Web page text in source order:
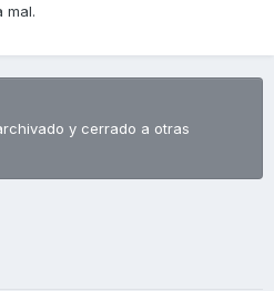
mal.
y cerrado a otras